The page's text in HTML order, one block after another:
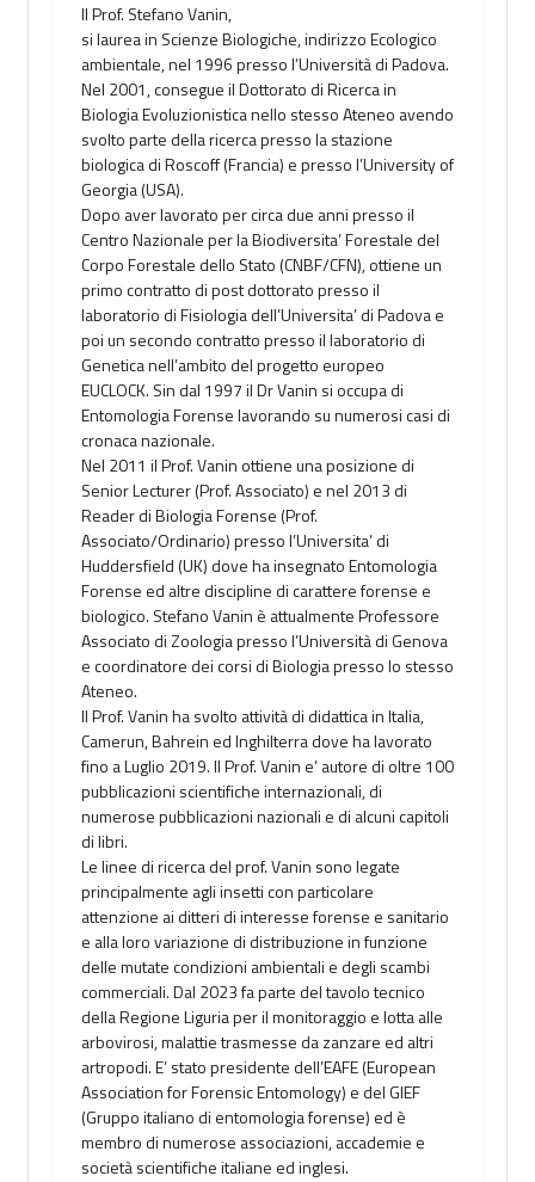
Il Prof. Stefano Vanin,
si laurea in Scienze Biologiche, indirizzo Ecologico
ambientale, nel 1996 presso l’Università di Padova.
Nel 2001, consegue il Dottorato di Ricerca in
Biologia Evoluzionistica nello stesso Ateneo avendo
svolto parte della ricerca presso la stazione
biologica di Roscoff (Francia) e presso l’University of
Georgia (USA).
Dopo aver lavorato per circa due anni presso il
Centro Nazionale per la Biodiversita’ Forestale del
Corpo Forestale dello Stato (CNBF/CFN), ottiene un
primo contratto di post dottorato presso il
laboratorio di Fisiologia dell’Universita’ di Padova e
poi un secondo contratto presso il laboratorio di
Genetica nell’ambito del progetto europeo
EUCLOCK. Sin dal 1997 il Dr Vanin si occupa di
Entomologia Forense lavorando su numerosi casi di
cronaca nazionale.
Nel 2011 il Prof. Vanin ottiene una posizione di
Senior Lecturer (Prof. Associato) e nel 2013 di
Reader di Biologia Forense (Prof.
Associato/Ordinario) presso l’Universita’ di
Huddersfield (UK) dove ha insegnato Entomologia
Forense ed altre discipline di carattere forense e
biologico. Stefano Vanin è attualmente Professore
Associato di Zoologia presso l’Università di Genova
e coordinatore dei corsi di Biologia presso lo stesso
Ateneo.
Il Prof. Vanin ha svolto attività di didattica in Italia,
Camerun, Bahrein ed Inghilterra dove ha lavorato
fino a Luglio 2019. Il Prof. Vanin e’ autore di oltre 100
pubblicazioni scientifiche internazionali, di
numerose pubblicazioni nazionali e di alcuni capitoli
di libri.
Le linee di ricerca del prof. Vanin sono legate
principalmente agli insetti con particolare
attenzione ai ditteri di interesse forense e sanitario
e alla loro variazione di distribuzione in funzione
delle mutate condizioni ambientali e degli scambi
commerciali. Dal 2023 fa parte del tavolo tecnico
della Regione Liguria per il monitoraggio e lotta alle
arbovirosi, malattie trasmesse da zanzare ed altri
artropodi. E’ stato presidente dell’EAFE (European
Association for Forensic Entomology) e del GIEF
(Gruppo italiano di entomologia forense) ed è
membro di numerose associazioni, accademie e
società scientifiche italiane ed inglesi.